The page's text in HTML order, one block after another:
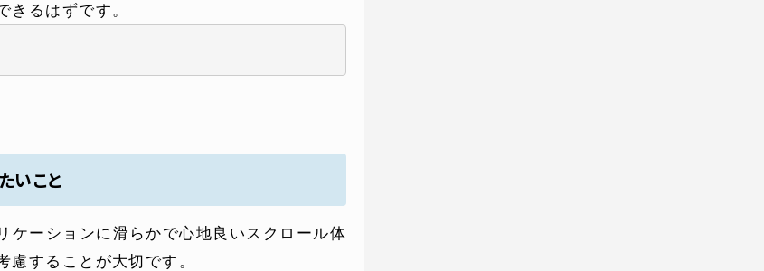
COMPANY
採用情報
お知らせ
よくある質問
きるはずです。
いこと
ケーションに滑らかで心地良いスクロール体
することが大切です。